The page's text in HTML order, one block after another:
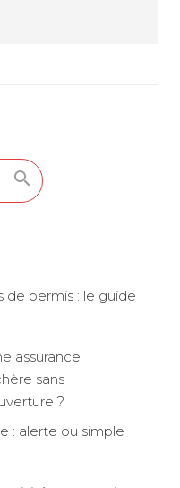
search
Ok
de permis : le guide
assurance
sans
?
: alerte ou simple